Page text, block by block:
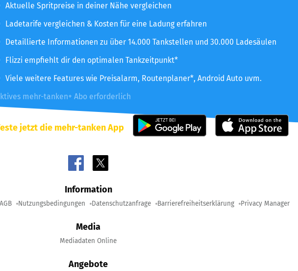
Aktuelle Spritpreise in deiner Nähe vergleichen
Ladetarife vergleichen & Kosten für eine Ladung erfahren
Detaillierte Informationen zu über 14.000 Tankstellen und 30.000 Ladesäulen
Flizzi empfiehlt dir den optimalen Tankzeitpunkt*
Viele weitere Features wie Preisalarm, Routenplaner*, Android Auto uvm.
mehr-tanken+ Abo erforderlich
jetzt die mehr-tanken App
Information
AGB Nutzungsbedingungen Datenschutzanfrage Barrierefreiheitserklärung Privacy Manager
Media
Mediadaten Online
Angebote